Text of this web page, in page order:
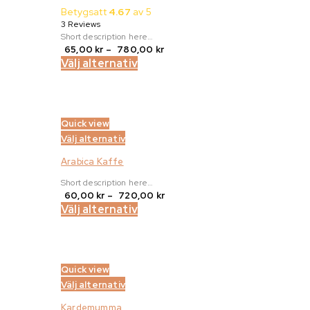
Betygsatt 4.67 av 5
3 Reviews
Short description here…
65,00 kr – 780,00 krPrisintervall:
Välj alternativ
Quick view
Välj alternativ
Arabica Kaffe
Short description here…
60,00 kr – 720,00 krPrisintervall:
Välj alternativ
Quick view
Välj alternativ
Kardemumma